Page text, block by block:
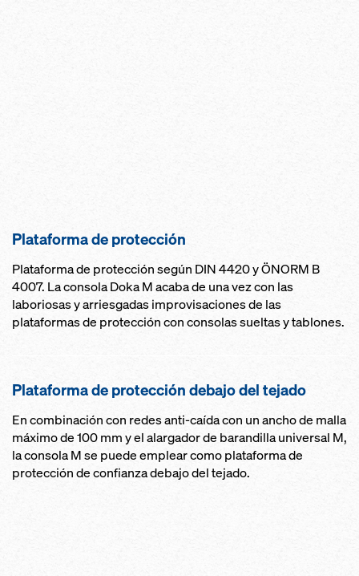
Plataforma de protección
Plataforma de protección según DIN 4420 y ÖNORM B
4007. La consola Doka M acaba de una vez con las
laboriosas y arriesgadas improvisaciones de las
plataformas de protección con consolas sueltas y tablones.
Plataforma de protección debajo del tejado
En combinación con redes anti-caída con un ancho de malla
máximo de 100 mm y el alargador de barandilla universal M,
la consola M se puede emplear como plataforma de
protección de confianza debajo del tejado.